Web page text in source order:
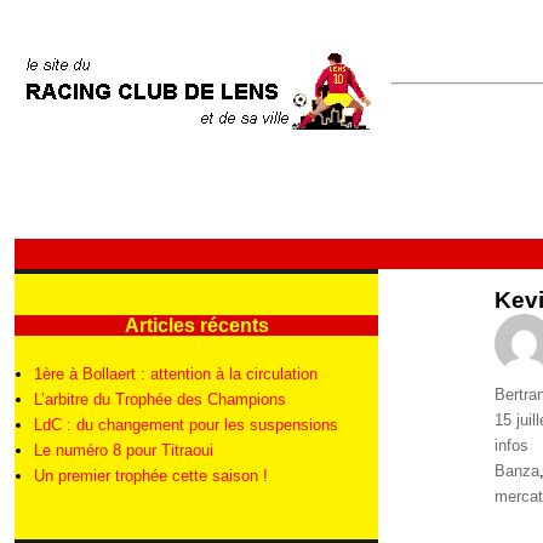
Auteur
Publié
le
15
infos
Banza,
Articles récents
1ère à Bollaert : attention à la circulation
L’arbitre du Trophée des Champions
LdC : du changement pour les suspensions
Le numéro 8 pour Titraoui
Un premier trophée cette saison !